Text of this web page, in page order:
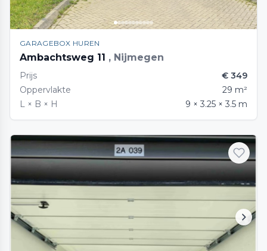
GARAGEBOX HUREN
Ambachtsweg 11 , Nijmegen
Prijs
€ 349
Oppervlakte
29 m²
L × B × H
9 × 3.25 × 3.5 m